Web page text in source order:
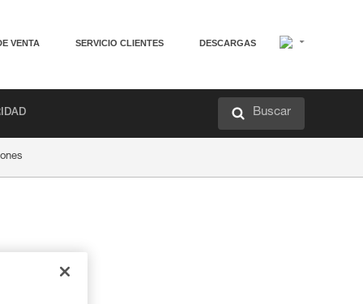
VENTA SERVICIO CLIENTES DESCARGAS
Buscar